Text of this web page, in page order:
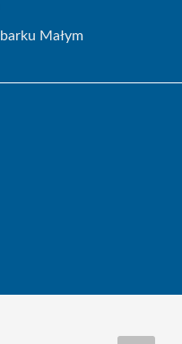
Małym